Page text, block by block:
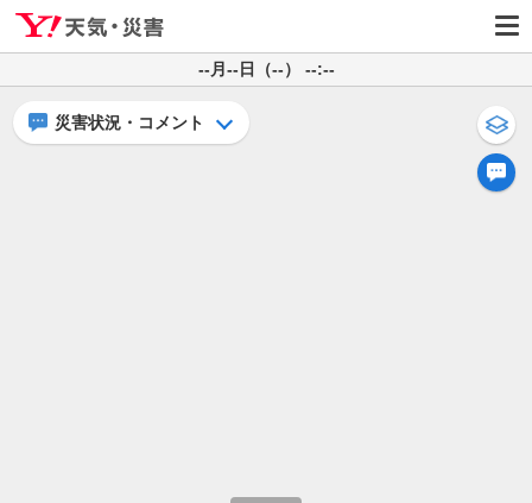
--月--日（--） --:--
災害状況・コメント